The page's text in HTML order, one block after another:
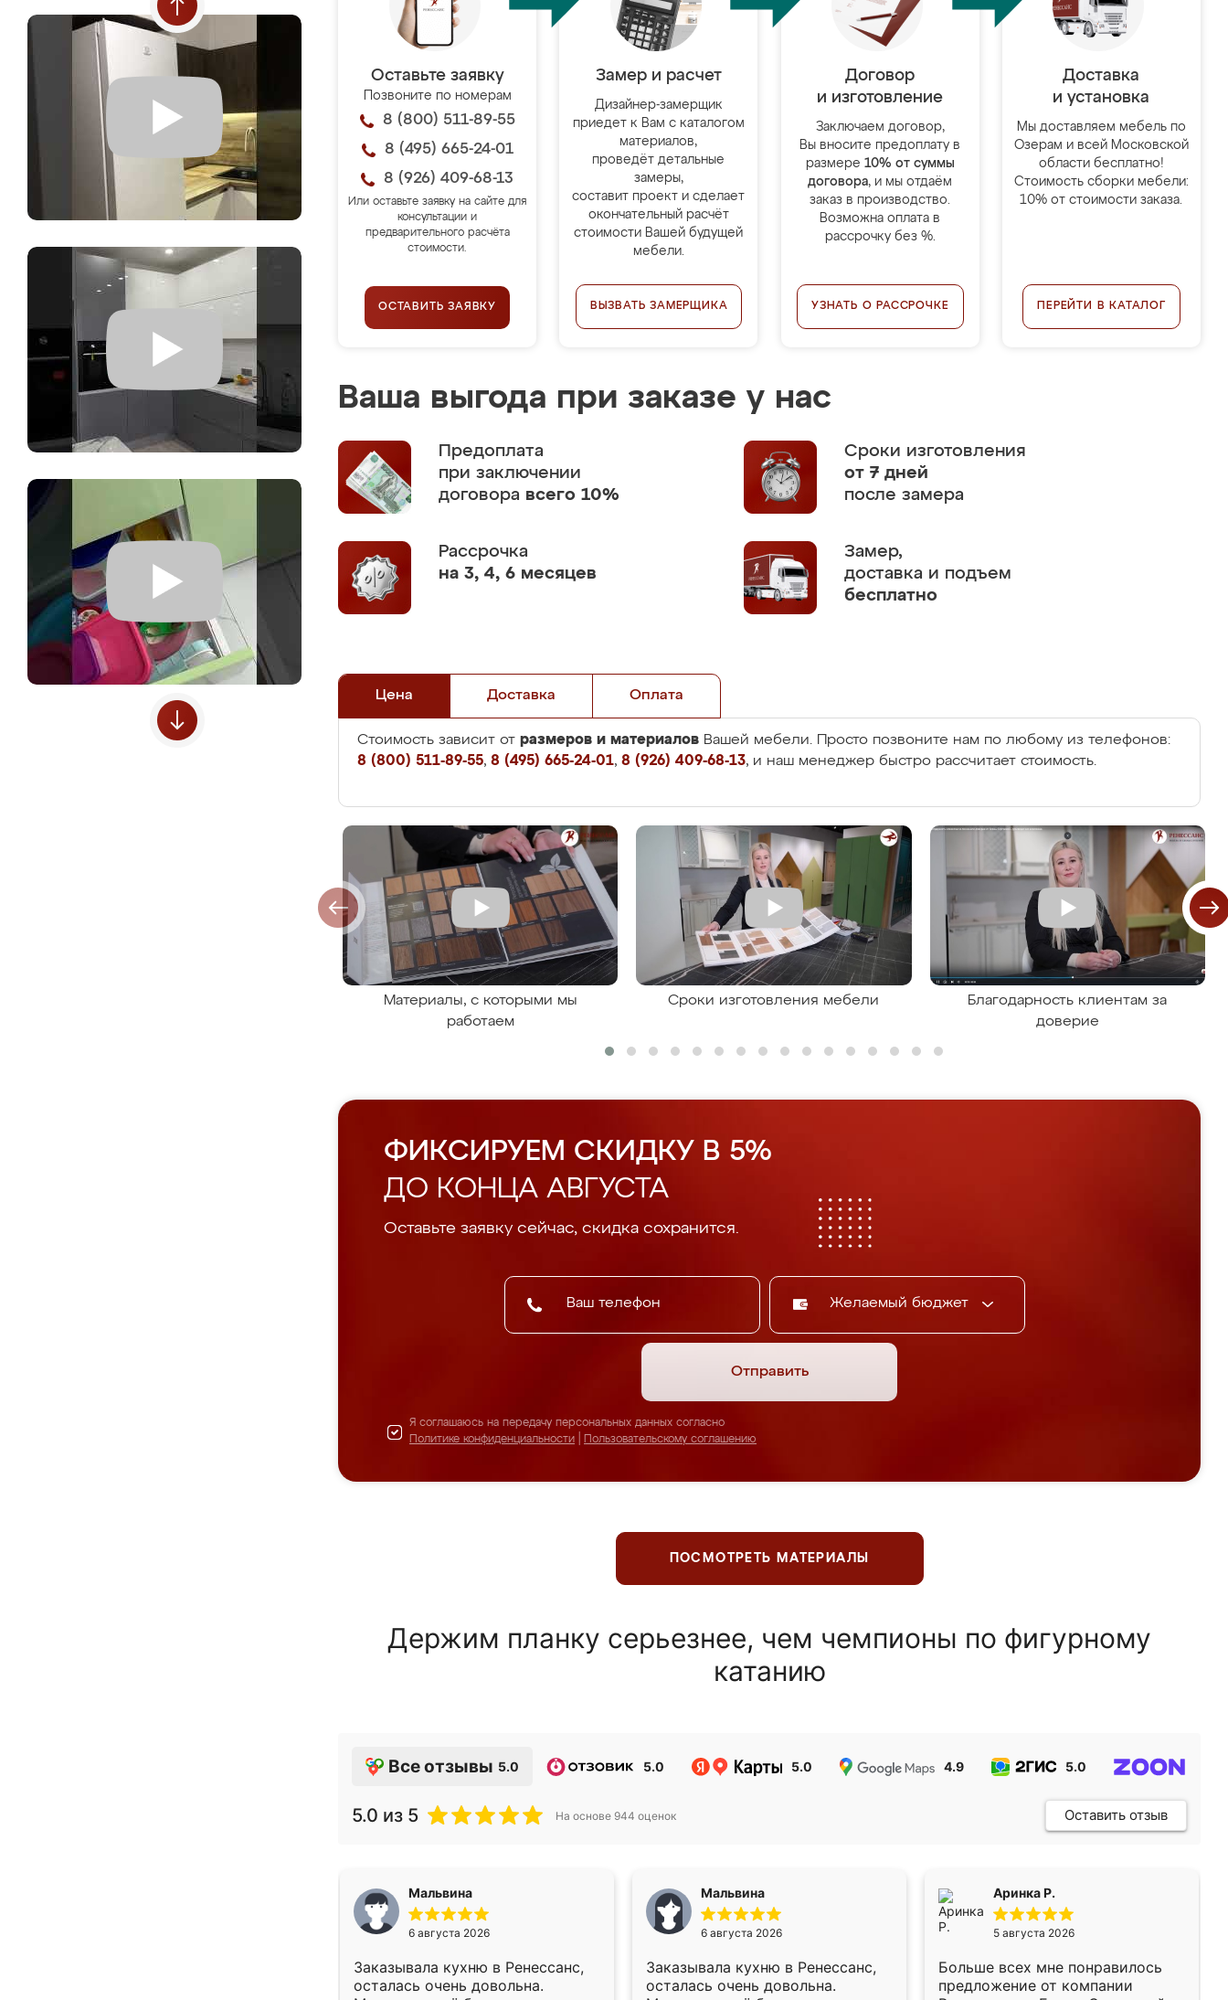
Оставьте заявку
Позвоните по номерам
8 (800) 511-89-55
8 (495) 665-24-01
8 (926) 409-68-13
Или оставьте заявку на сайте для
консультации и
предварительного расчёта
стоимости.
ОСТАВИТЬ ЗАЯВКУ
Замер и расчет
Дизайнер-замерщик
приедет к Вам с каталогом
материалов,
проведёт детальные
замеры,
составит проект и сделает
окончательный расчёт
стоимости Вашей будущей
мебели.
ВЫЗВАТЬ ЗАМЕРЩИКА
Договор
и изготовление
Заключаем договор,
Вы вносите предоплату в
размере 10% от суммы
договора, и мы отдаём
заказ в производство.
Возможна оплата в
рассрочку без %.
УЗНАТЬ О РАССРОЧКЕ
Доставка
и установка
Мы доставляем мебель по
Озерам и всей Московской
области бесплатно!
Стоимость сборки мебели:
10% от стоимости заказа.
ПЕРЕЙТИ В КАТАЛОГ
Ваша выгода при заказе у нас
Предоплата
при заключении
договора всего 10%
Сроки изготовления
от 7 дней
после замера
Рассрочка
на 3, 4, 6 месяцев
Замер,
доставка и подъем
бесплатно
Цена Доставка Оплата
Стоимость зависит от размеров и материалов Вашей мебели. Просто позвоните нам по любому из телефонов:
8 (800) 511-89-55, 8 (495) 665-24-01, 8 (926) 409-68-13, и наш менеджер быстро рассчитает стоимость.
Материалы, с которыми мы
работаем
Сроки изготовления мебели
Благодарность клиентам за
доверие
ФИКСИРУЕМ СКИДКУ В 5%
ДО КОНЦА АВГУСТА
Оставьте заявку сейчас, скидка сохранится.
Желаемый бюджет
Отправить
Я соглашаюсь на передачу персональных данных согласно
Политике конфиденциальности
Пользовательскому соглашению
ПОСМОТРЕТЬ МАТЕРИАЛЫ
Держим планку серьезнее, чем чемпионы по фигурному
катанию
Все отзывы 5.0 5.0 5.0 4.9 5.0
5.0 из 5 На основе 944 оценок Оставить отзыв
Мальвина
6 августа 2026
Заказывала кухню в Ренессанс,
осталась очень довольна.
Мальвина
6 августа 2026
Заказывала кухню в Ренессанс,
осталась очень довольна.
Аринка Р.
5 августа 2026
Больше всех мне понравилось
предложение от компании